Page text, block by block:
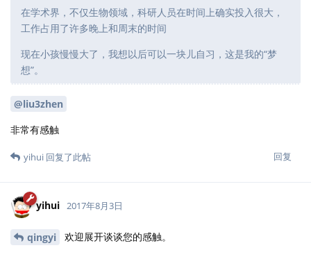
在学术界，不仅生物领域，科研人员在时间上确实投入很大，
工作占用了许多晚上和周末的时间
现在小孩慢慢大了，我想以后可以一块儿自习，这是我的“梦
想”。
@liu3zhen
非常有感触
回复
yihui 回复了此帖
yihui 2017年8月3日
qingyi 欢迎展开谈谈您的感触。